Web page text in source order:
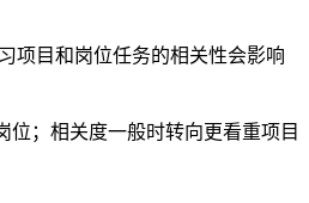
项目和岗位任务的相关性会影响
位；相关度一般时转向更看重项目